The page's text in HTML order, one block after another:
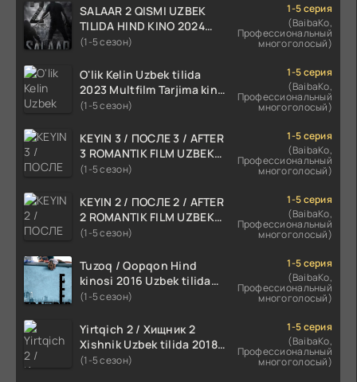
SALAAR 2 QISMI UZBEK
TILIDA HIND KINO 2024
TARJIMA 720p HD Skachat
(1-5 сезон)
1-5 серия
(BaibaKo,
Профессиональный
многоголосый)
O'lik Kelin Uzbek tilida
2023 Multfilm Tarjima kino
skachat
(1-5 сезон)
1-5 серия
(BaibaKo,
Профессиональный
многоголосый)
KEYIN 3 / ПОСЛЕ 3 / AFTER
3 ROMANTIK FILM UZBEK
TILIDA 2021 TARJIMA FILM
(1-5 сезон)
1-5 серия
(BaibaKo,
Профессиональный
многоголосый)
KEYIN 2 / ПОСЛЕ 2 / AFTER
2 ROMANTIK FILM UZBEK
TILIDA 2020 TARJIMA FILM
(1-5 сезон)
1-5 серия
(BaibaKo,
Профессиональный
многоголосый)
Tuzoq / Qopqon Hind
kinosi 2016 Uzbek tilida
tarjima film HD
(1-5 сезон)
1-5 серия
(BaibaKo,
Профессиональный
многоголосый)
Yirtqich 2 / Хищник 2
Xishnik Uzbek tilida 2018-
2024 O'zbekcha tarjima
(1-5 сезон)
1-5 серия
(BaibaKo,
Профессиональный
многоголосый)